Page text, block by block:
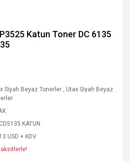
Katun Toner DC 6135
Siyah Beyaz Tonerler , Utax Siyah Beyaz
KATUN
USD + KDV